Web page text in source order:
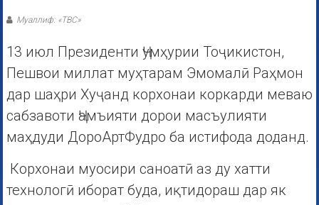
Муаллиф: «ТВС»
13 июл Президенти Ҷумҳурии Тоҷикистон,
Пешвои миллат муҳтарам Эмомалӣ Раҳмон
дар шаҳри Хуҷанд корхонаи коркарди меваю
сабзавоти Ҷамъияти дорои масъулияти
маҳдуди ДороАртФудро ба истифода доданд.
Корхонаи муосири саноатӣ аз ду хатти
технологӣ иборат буда, иқтидораш дар як